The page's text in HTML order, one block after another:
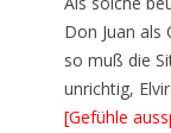
Don Juan als
so muß die
unrichtig,
[Gefühle